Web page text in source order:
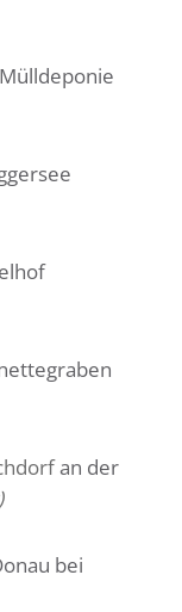
an der
bei